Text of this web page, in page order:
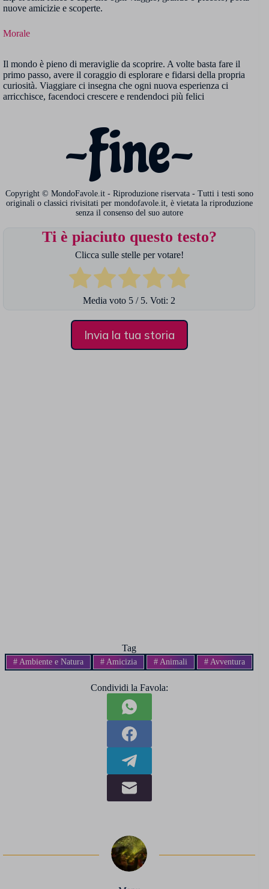
nuove amicizie e scoperte.
Morale
Il mondo è pieno di meraviglie da scoprire. A volte basta fare il
primo passo, avere il coraggio di esplorare e fidarsi della propria
curiosità. Viaggiare ci insegna che ogni nuova esperienza ci
arricchisce, facendoci crescere e rendendoci più felici
~Fine~
Copyright © MondoFavole.it - Riproduzione riservata - Tutti i testi sono
originali o classici rivisitati per mondofavole.it, è vietata la riproduzione
senza il consenso del suo autore
Ti è piaciuto questo testo?
Clicca sulle stelle per votare!
Media voto 5 / 5. Voti: 2
Invia la tua storia
Tag
# Ambiente e Natura # Amicizia #Animali #Avventura
Condividi la Favola: